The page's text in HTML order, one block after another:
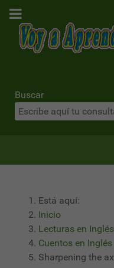
Buscar
Está aquí:
Inicio
Lecturas en Inglés
Cuentos en
Sharpening the